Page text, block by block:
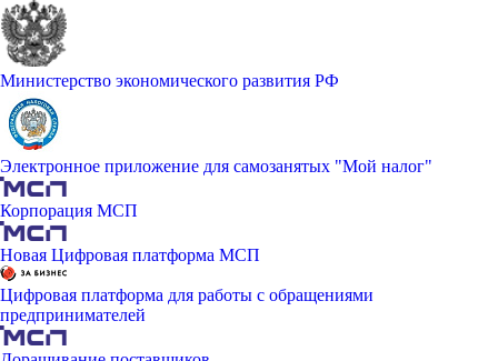
Министерство экономического развития РФ
Электронное приложение для самозанятых "Мой налог"
Корпорация МСП
Новая Цифровая платформа МСП
Цифровая платформа для работы с обращениями
предпринимателей